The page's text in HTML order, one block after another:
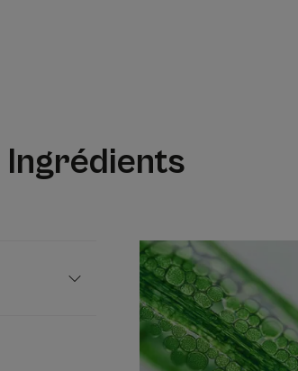
Ingrédients